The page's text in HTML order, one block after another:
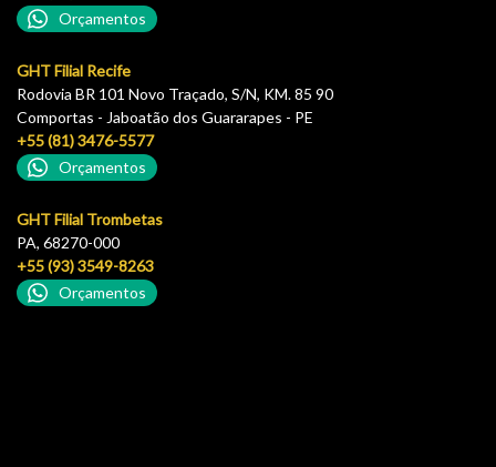
Orçamentos
GHT Filial Recife
Rodovia BR 101 Novo Traçado, S/N, KM. 85 90
Comportas - Jaboatão dos Guararapes - PE
+55 (81) 3476-5577
Orçamentos
GHT Filial Trombetas
PA, 68270-000
+55 (93) 3549-8263
Orçamentos